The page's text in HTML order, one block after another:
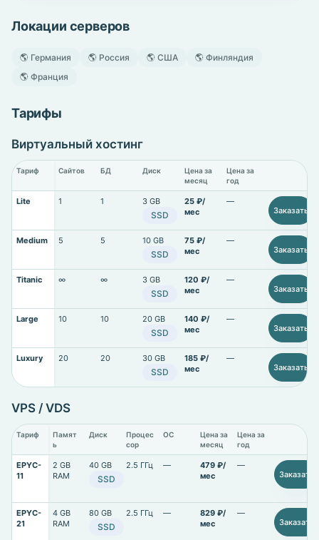
Локации серверов
🌎 Германия 🌎 Россия 🌎 США
🌎 Финляндия
🌎 Франция
Тарифы
Виртуальный хостинг
Тариф Сайтов БД Диск
Цена за
месяц
Цена за
год
Lite 1 1 3 GB
SSD
25 ₽/
мес
—
Заказать
Medium 5 5 10 GB
SSD
75 ₽/
мес
—
Заказать
Titanic ∞ ∞ 3 GB
SSD
120 ₽/
мес
—
Заказать
Large 10 10 20 GB
SSD
140 ₽/
мес
—
Заказать
Luxury 20 20 30 GB
SSD
185 ₽/
мес
—
Заказать
VPS / VDS
Тариф
Памят
ь
Диск
Процес
сор
ОС
Цена за
месяц
Цена за
год
EPYC-
11
2 GB
RAM
40 GB
SSD
2.5 ГГц —
479 ₽/
мес
—
Заказать
EPYC-
21
4 GB
RAM
80 GB
SSD
2.5 ГГц —
829 ₽/
мес
—
Заказать